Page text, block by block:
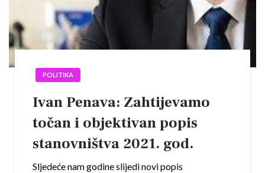
POLITIKA
Ivan Penava: Zahtijevamo
točan i objektivan popis
stanovništva 2021. god.
Sljedeće nam godine slijedi novi popis